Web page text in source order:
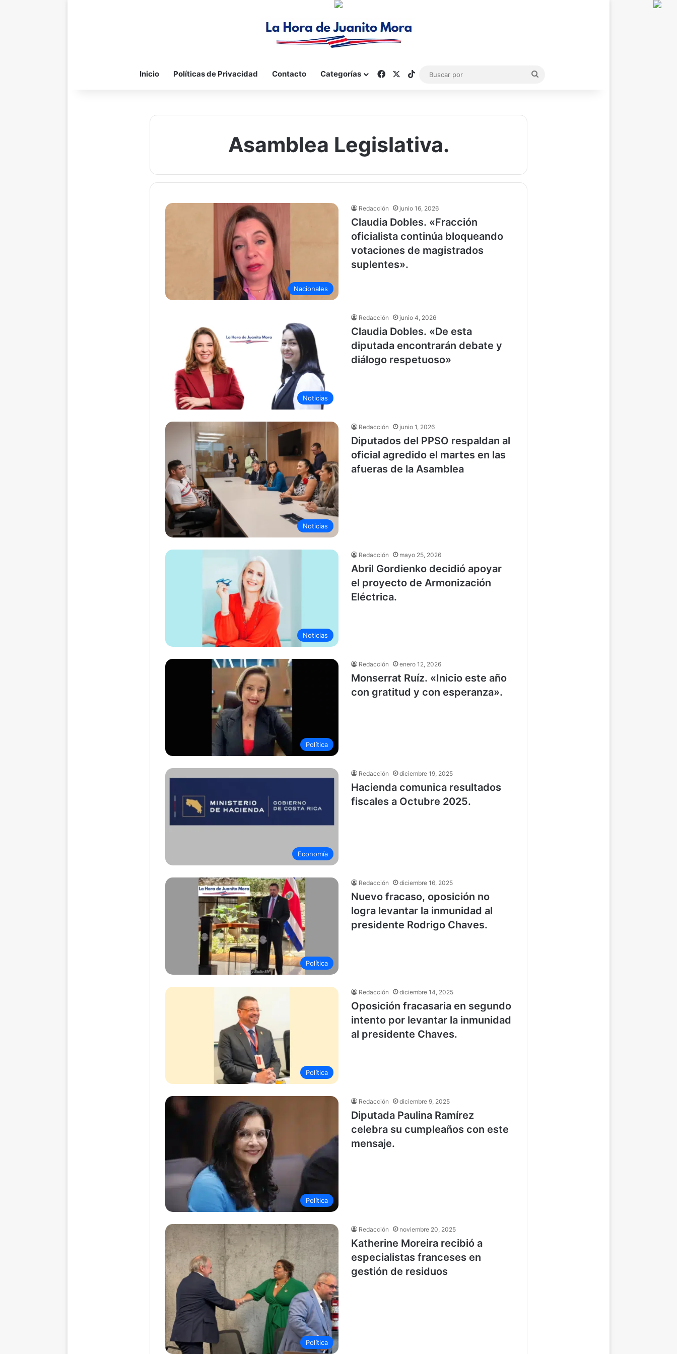
Inicio Políticas de Privacidad Contacto Categorías FacebookTikTok
Asamblea Legislativa.
Nacionales
Redacción junio 16, 2026
Claudia Dobles. «Fracción
oficialista continúa bloqueando
votaciones de magistrados
suplentes».
Noticias
Redacción junio 4, 2026
Claudia Dobles. «De esta
diputada encontrarán debate y
diálogo respetuoso»
Noticias
Redacción junio 1, 2026
Diputados del PPSO respaldan al
oficial agredido el martes en las
afueras de la Asamblea
Noticias
Redacción mayo 25, 2026
Abril Gordienko decidió apoyar
el proyecto de Armonización
Eléctrica.
Política
Redacción enero 12, 2026
Monserrat Ruíz. «Inicio este año
con gratitud y con esperanza».
Economía
Redacción diciembre 19, 2025
Hacienda comunica resultados
fiscales a Octubre 2025.
Política
Redacción diciembre 16, 2025
Nuevo fracaso, oposición no
logra levantar la inmunidad al
presidente Rodrigo Chaves.
Política
Redacción diciembre 14, 2025
Oposición fracasaria en segundo
intento por levantar la inmunidad
al presidente Chaves.
Política
Redacción diciembre 9, 2025
Diputada Paulina Ramírez
celebra su cumpleaños con este
mensaje.
Política
Redacción noviembre 20, 2025
Katherine Moreira recibió a
especialistas franceses en
gestión de residuos